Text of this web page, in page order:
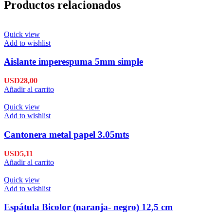
Productos relacionados
Quick view
Add to wishlist
Aislante imperespuma 5mm simple
USD28,00
Añadir al carrito
Quick view
Add to wishlist
Cantonera metal papel 3.05mts
USD5,11
Añadir al carrito
Quick view
Add to wishlist
Espátula Bicolor (naranja- negro) 12,5 cm